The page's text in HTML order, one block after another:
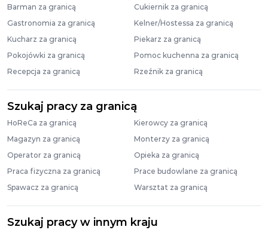
Barman za granicą
Cukiernik za granicą
Gastronomia za granicą
Kelner/Hostessa za granicą
Kucharz za granicą
Piekarz za granicą
Pokojówki za granicą
Pomoc kuchenna za granicą
Recepcja za granicą
Rzeźnik za granicą
Szukaj pracy za granicą
HoReCa za granicą
Kierowcy za granicą
Magazyn za granicą
Monterzy za granicą
Operator za granicą
Opieka za granicą
Praca fizyczna za granicą
Prace budowlane za granicą
Spawacz za granicą
Warsztat za granicą
Szukaj pracy w innym kraju